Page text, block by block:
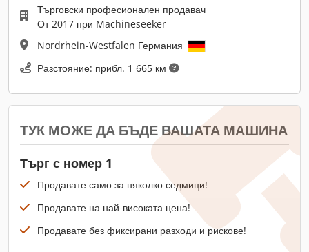
Търговски професионален продавач
От 2017 при Machineseeker
Nordrhein-Westfalen Германия
Разстояние: прибл. 1 665 км
ТУК МОЖЕ ДА БЪДЕ ВАШАТА МАШИНА
Търг с номер 1
Продавате само за няколко седмици!
Продавате на най-високата цена!
Продавате без фиксирани разходи и рискове!